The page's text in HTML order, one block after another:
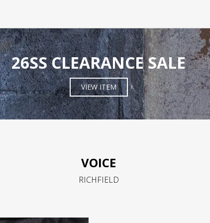
26SS CLEARANCE SALE
VIEW ITEM
VOICE
RICHFIELD